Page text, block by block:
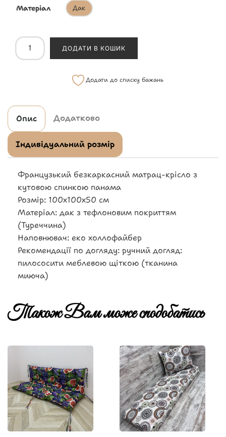
Матеріал Дак
ДОДАТИ В КОШИК
Додати до списку бажань
Опис Додатково
Індивідуальний розмір
Французький безкаркасний матрац-крісло з
кутовою спинкою панама
Розмір: 100х100х50 см
Матеріал: дак з тефлоновим покриттям
(Туреччина)
Наповнювач: еко холлофайбер
Рекомендації по догляду: ручний догляд:
пилососити меблевою щіткою (тканина
миюча)
Також Вам може сподобатись